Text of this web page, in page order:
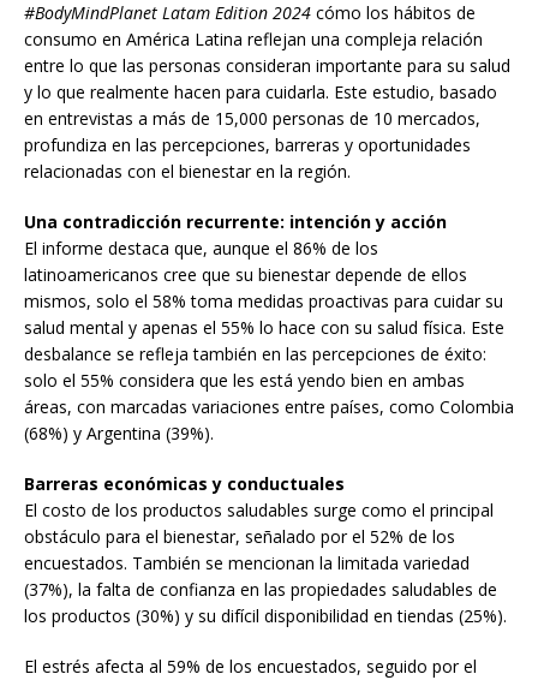
#BodyMindPlanet Latam Edition 2024 cómo los hábitos de
consumo en América Latina reflejan una compleja relación
entre lo que las personas consideran importante para su salud
y lo que realmente hacen para cuidarla. Este estudio, basado
en entrevistas a más de 15,000 personas de 10 mercados,
profundiza en las percepciones, barreras y oportunidades
relacionadas con el bienestar en la región.
Una contradicción recurrente: intención y acción
El informe destaca que, aunque el 86% de los
latinoamericanos cree que su bienestar depende de ellos
mismos, solo el 58% toma medidas proactivas para cuidar su
salud mental y apenas el 55% lo hace con su salud física. Este
desbalance se refleja también en las percepciones de éxito:
solo el 55% considera que les está yendo bien en ambas
áreas, con marcadas variaciones entre países, como Colombia
(68%) y Argentina (39%).
Barreras económicas y conductuales
El costo de los productos saludables surge como el principal
obstáculo para el bienestar, señalado por el 52% de los
encuestados. También se mencionan la limitada variedad
(37%), la falta de confianza en las propiedades saludables de
los productos (30%) y su difícil disponibilidad en tiendas (25%).
El estrés afecta al 59% de los encuestados, seguido por el